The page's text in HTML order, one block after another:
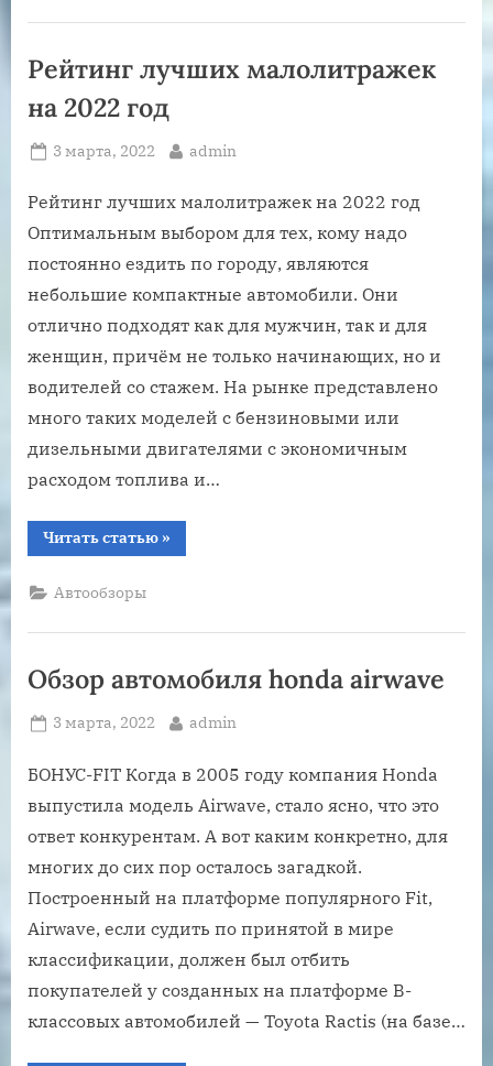
для
Рейтинг лучших малолитражек
на 2022 год
Posted
3 марта, 2022 By
admin
Рейтинг лучших малолитражек на 2022 год
Оптимальным выбором для тех, кому надо
постоянно ездить по городу, являются
небольшие компактные автомобили. Они
отлично подходят как для мужчин, так и для
женщин, причём не только начинающих, но и
водителей со стажем. На рынке представлено
много таких моделей с бензиновыми или
дизельными двигателями с экономичным
расходом топлива и…
Читать статью“Рейтинг
лучших
»
Автообзоры
Обзор автомобиля honda airwave
Posted
3 марта, 2022 By
admin
БОНУС-FIT Когда в 2005 году компания Honda
выпустила модель Airwave, стало ясно, что это
ответ конкурентам. А вот каким конкретно, для
многих до сих пор осталось загадкой.
Построенный на платформе популярного Fit,
Airwave, если судить по принятой в мире
классификации, должен был отбить
покупателей у созданных на платформе В-
классовых автомобилей — Toyota Ractis (на базе…